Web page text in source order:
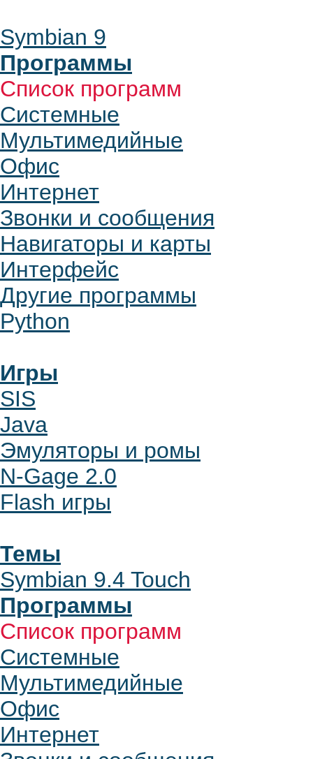
Symbian 9
Программы
Список программ
Системные
Мультимедийные
Офис
Интернет
Звонки и сообщения
Навигаторы и карты
Интерфейс
Другие программы
Python
Игры
SIS
Java
Эмуляторы и ромы
N-Gage 2.0
Flash игры
Темы
Symbian 9.4 Touch
Программы
Список программ
Системные
Мультимедийные
Офис
Интернет